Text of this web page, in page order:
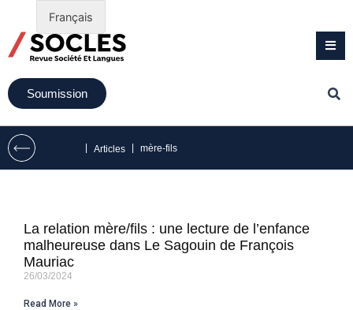
Soumission
Articles mère-fils
La relation mère/fils : une lecture de l’enfance
malheureuse dans Le Sagouin de François
Mauriac
26/03/2024
Read More »
Français